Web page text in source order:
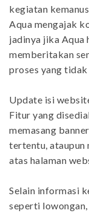
kegiatan
Aqua mengajak
jadinya jika Aqua
memberitakan
proses yang
Update isi
Fitur yang
memasang
tertentu, ataupun
atas halaman
Selain informasi
seperti